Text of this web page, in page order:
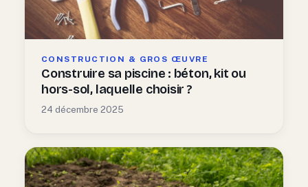
CONSTRUCTION & GROS ŒUVRE
Construire sa piscine : béton, kit ou
hors-sol, laquelle choisir ?
24 décembre 2025